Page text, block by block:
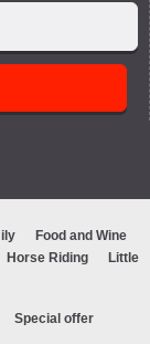
Food and Wine
Horse Riding
Little
Special offer